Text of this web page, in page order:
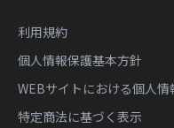
利用規約
個人情報保護基本方針
WEBサイトにおける個人情
特定商法に基づく表示